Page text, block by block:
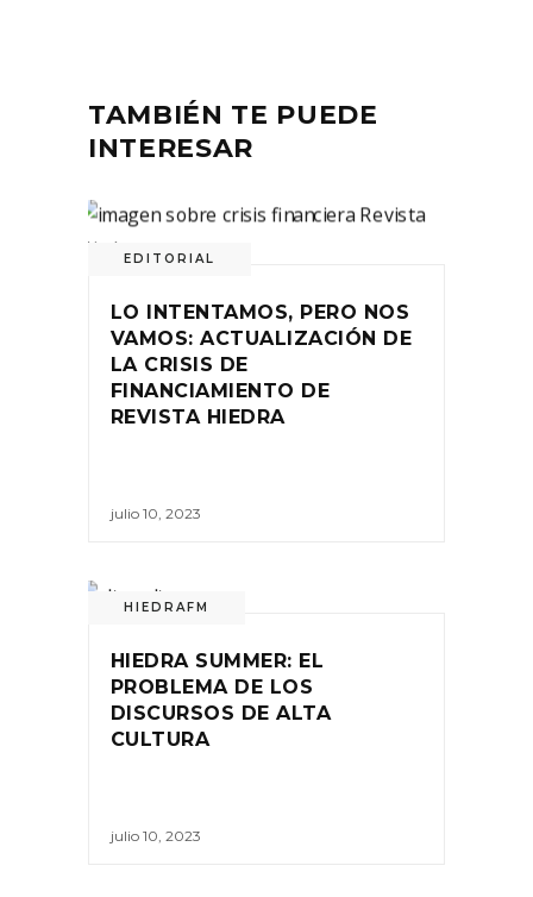
TAMBIÉN TE PUEDE
INTERESAR
EDITORIAL
LO INTENTAMOS, PERO NOS
VAMOS: ACTUALIZACIÓN DE
LA CRISIS DE
FINANCIAMIENTO DE
REVISTA HIEDRA
julio 10, 2023
HIEDRAFM
HIEDRA SUMMER: EL
PROBLEMA DE LOS
DISCURSOS DE ALTA
CULTURA
julio 10, 2023